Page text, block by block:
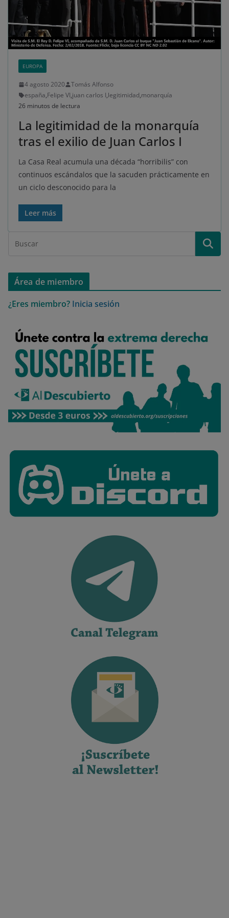
EUROPA
4 agosto 2020
Tomás Alfonso
españa,Felipe VI,juan carlos I,legitimidad,monarquía
26 minutos de lectura
La legitimidad de la monarquía
tras el exilio de Juan Carlos I
La Casa Real acumula una década “horribilis” con
continuos escándalos que la sacuden prácticamente en
un ciclo desconocido para la
Leer más
Área de miembro
¿Eres miembro? Inicia sesión